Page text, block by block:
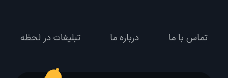
تماس با ما درباره ما تبلیغات در لحظه